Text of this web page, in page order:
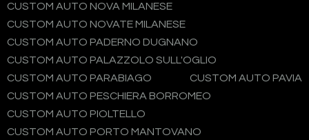
CUSTOM AUTO NOVA MILANESE
CUSTOM AUTO NOVATE MILANESE
CUSTOM AUTO PADERNO DUGNANO
CUSTOM AUTO PALAZZOLO SULL'OGLIO
CUSTOM AUTO PARABIAGO
CUSTOM AUTO PAVIA
CUSTOM AUTO PESCHIERA BORROMEO
CUSTOM AUTO PIOLTELLO
CUSTOM AUTO PORTO MANTOVANO